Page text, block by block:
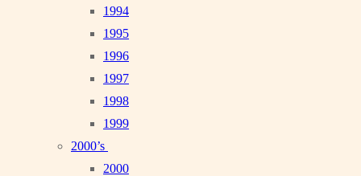
1994
1995
1996
1997
1998
1999
2000’s
2000